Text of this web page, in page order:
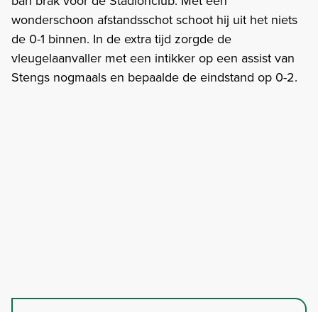
wonderschoon afstandsschot schoot hij uit het niets
de 0-1 binnen. In de extra tijd zorgde de
vleugelaanvaller met een intikker op een assist van
Stengs nogmaals en bepaalde de eindstand op 0-2.